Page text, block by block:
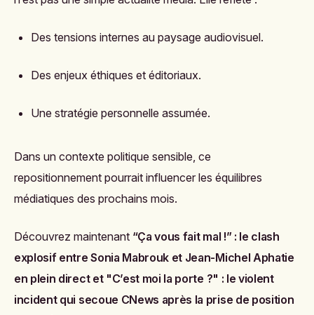
Des tensions internes au paysage audiovisuel.
Des enjeux éthiques et éditoriaux.
Une stratégie personnelle assumée.
Dans un contexte politique sensible, ce
repositionnement pourrait influencer les équilibres
médiatiques des prochains mois.
Découvrez maintenant “Ça vous fait mal !” : le clash
explosif entre Sonia Mabrouk et Jean-Michel Aphatie
en plein directet "C’est moi la porte ?" : le violent
incident qui secoue CNews après la prise de position